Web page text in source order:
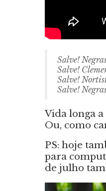
Salve!
Salve!
Salve!
Salve!
Vida longa a
Ou, como
PS: hoje
para
de julho